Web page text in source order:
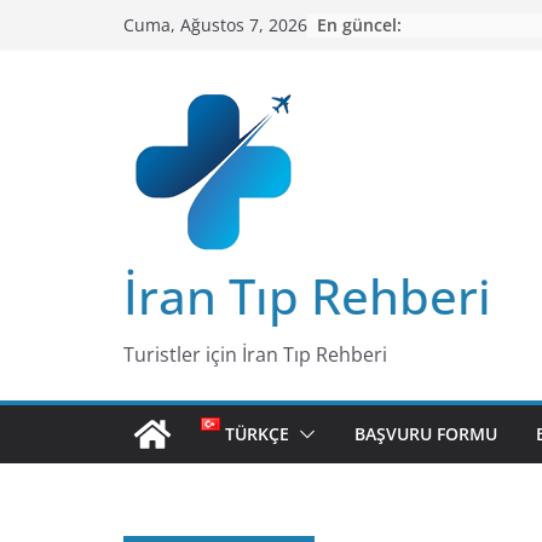
Cuma, Ağustos 7, 2026 En güncel:
İran Tıp Rehberi
Turistler için İran Tıp Rehberi
TÜRKÇE BAŞVURU FORMU